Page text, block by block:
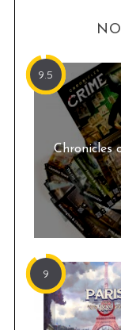
9.5
Chronicles
9